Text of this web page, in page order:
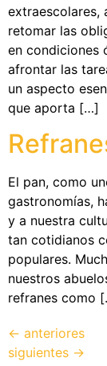
extraescolares,
retomar las
en condiciones
afrontar las
un aspecto
que aporta […]
El pan, como
gastronomías,
y a nuestra
tan cotidianos
populares.
nuestros
refranes como
← anteriores
siguientes →